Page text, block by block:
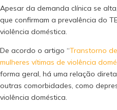
Apesar da demanda clínica se
que confirmam a prevalência do
violência doméstica.
De acordo o artigo “Transtorno
mulheres vítimas de violência
forma geral, há uma relação
outras comorbidades, como
violência doméstica.